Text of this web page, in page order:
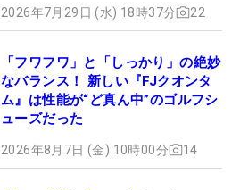
2026年7月29日 (水) 18時37分 22
「フワフワ」と「しっかり」の絶妙
なバランス！ 新しい『FJクオンタ
ム』は性能が“ど真ん中”のゴルフシ
ューズだった
2026年8月7日 (金) 10時00分 14